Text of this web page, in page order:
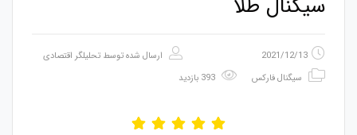
سیگنال طلا
2021/12/13 ارسال شده توسط تحلیلگر اقتصادی
سیگنال فارکس